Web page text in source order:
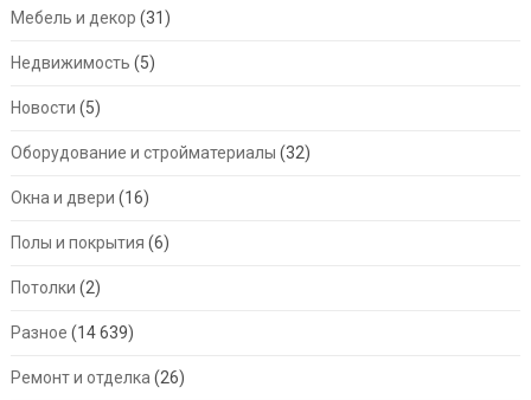
Мебель и декор (31)
Недвижимость (5)
Новости (5)
Оборудование и стройматериалы (32)
Окна и двери (16)
Полы и покрытия (6)
Потолки (2)
Разное (14 639)
Ремонт и отделка (26)